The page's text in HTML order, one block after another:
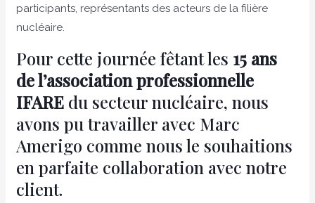
participants, représentants des acteurs de la filière
nucléaire.
Pour cette journée fêtant les 15 ans
de l’association professionnelle
IFARE du secteur nucléaire, nous
avons pu travailler avec Marc
Amerigo comme nous le souhaitions
en parfaite collaboration avec notre
client.